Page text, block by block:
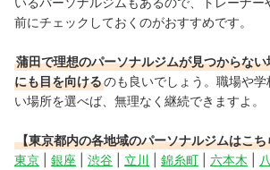
前にチェックしておくのがおすすめです。
蒲田で理想のパーソナルジムが見つからな
にも目を向けるのも良いでしょう。職場や
い場所を選べば、無理なく継続できますよ。
【東京都内の各地域のパーソナルジムはこち
東京
銀座 渋谷 立川 錦糸町 六本木